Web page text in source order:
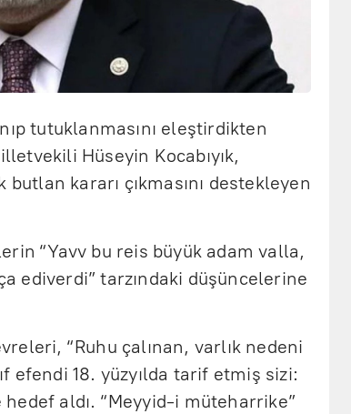
tutuklanmasını eleştirdikten
Hüseyin Kocabıyık,
kararı çıkmasını destekleyen
“Yavv bu reis büyük adam valla,
ediverdi” tarzındaki düşüncelerine
“Ruhu çalınan, varlık nedeni
efendi 18. yüzyılda tarif etmiş sizi:
aldı. “Meyyid-i müteharrike”